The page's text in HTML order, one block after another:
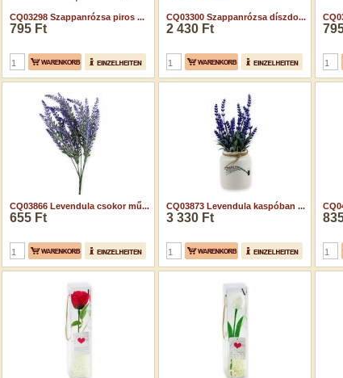
CQ03298 Szappanrózsa piros ...
795 Ft
CQ03300 Szappanrózsa díszdo...
2 430 Ft
CQ03866 Levendula csokor mű...
655 Ft
CQ03873 Levendula kaspóban ...
3 330 Ft